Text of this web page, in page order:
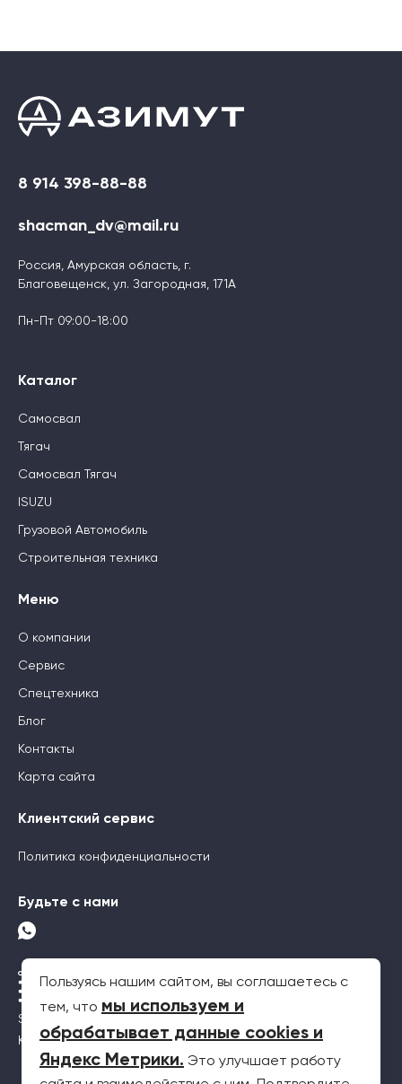
8 914 398-88-88
shacman_dv@mail.ru
Россия, Амурская область, г.
Благовещенск, ул. Загородная, 171А
Пн-Пт 09:00-18:00
Каталог
Самосвал
Тягач
Самосвал Тягач
ISUZU
Грузовой Автомобиль
Строительная техника
Меню
О компании
Сервис
Спецтехника
Блог
Контакты
Карта сайта
Клиентский сервис
Политика конфиденциальности
Будьте с нами
SEO-продвижение
Контекстная реклама
Пользуясь нашим сайтом, вы соглашаетесь с
тем, что мы используем и
обрабатывает данные cookies и
Яндекс Метрики. Это улучшает работу